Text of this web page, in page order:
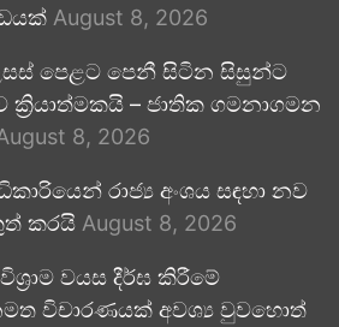
August 8, 2026
පෙළට පෙනී සිටින සිසුන්ට
ක්‍රියාත්මකයි – ජාතික ගමනාගමන
8, 2026
රාජ්‍ය අංශය සඳහා නව
කරයි August 8, 2026
වයස දීර්ඝ කිරීමේ
විචාරණයක් අවශ්‍ය වුවහොත්